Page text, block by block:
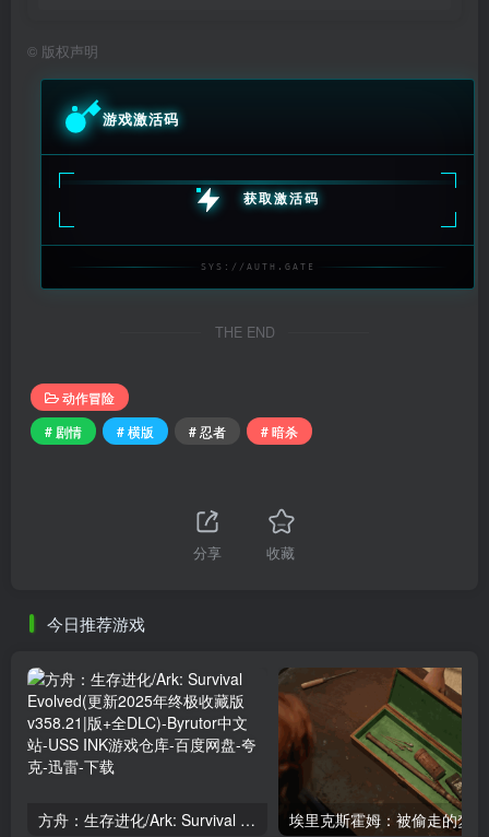
© 版权声明
游戏激活码
获取激活码
SYS://AUTH.GATE
THE END
动作冒险
# 剧情
# 横版 # 忍者 # 暗杀
分享 收藏
今日推荐游戏
方舟：生存进化/Ark: Survival Evolved(更新2025年终极收藏版v358.21|版+全DLC)